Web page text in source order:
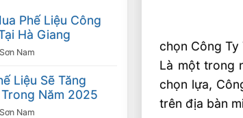
Phế Liệu Công
Hà Giang
Nam
Liệu Sẽ Tăng
Năm 2025
Nam
chọn Công Ty
Là một trong
chọn lựa,
trên địa bàn